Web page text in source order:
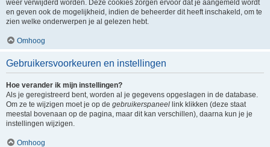
weer verwijderd worden. Deze cookies zorgen ervoor dat je aangemeld wordt
en geven ook de mogelijkheid, indien de beheerder dit heeft inschakeld, om te
zien welke onderwerpen je al gelezen hebt.
Omhoog
Gebruikersvoorkeuren en instellingen
Hoe verander ik mijn instellingen?
Als je geregistreerd bent, worden al je gegevens opgeslagen in de database.
Om ze te wijzigen moet je op de gebruikerspaneel link klikken (deze staat
meestal bovenaan op de pagina, maar dit kan verschillen), daarna kun je je
instellingen wijzigen.
Omhoog